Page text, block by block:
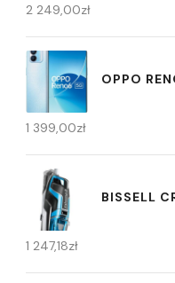
2 249,00zł
OPPO
1 399,00zł
BISSELL
1 247,18zł